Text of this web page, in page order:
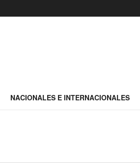
NACIONALES E INTERNACIONALES